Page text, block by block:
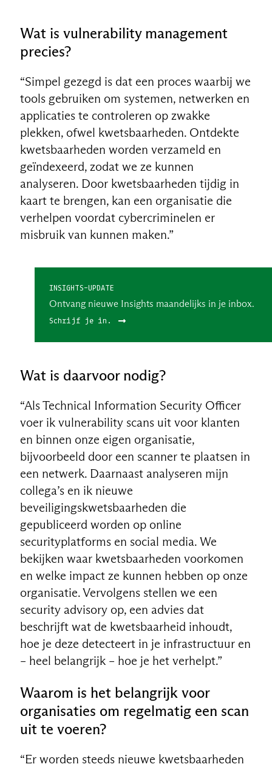
Wat is vulnerability management
precies?
“Simpel gezegd is dat een proces waarbij we
tools gebruiken om systemen, netwerken en
applicaties te controleren op zwakke
plekken, ofwel kwetsbaarheden. Ontdekte
kwetsbaarheden worden verzameld en
geïndexeerd, zodat we ze kunnen
analyseren. Door kwetsbaarheden tijdig in
kaart te brengen, kan een organisatie die
verhelpen voordat cybercriminelen er
misbruik van kunnen maken.”
INSIGHTS-UPDATE
Ontvang nieuwe Insights maandelijks in je inbox.
Schrijf je in.
Wat is daarvoor nodig?
“Als Technical Information Security Officer
voer ik vulnerability scans uit voor klanten
en binnen onze eigen organisatie,
bijvoorbeeld door een scanner te plaatsen in
een netwerk. Daarnaast analyseren mijn
collega’s en ik nieuwe
beveiligingskwetsbaarheden die
gepubliceerd worden op online
securityplatforms en social media. We
bekijken waar kwetsbaarheden voorkomen
en welke impact ze kunnen hebben op onze
organisatie. Vervolgens stellen we een
security advisory op, een advies dat
beschrijft wat de kwetsbaarheid inhoudt,
hoe je deze detecteert in je infrastructuur en
– heel belangrijk – hoe je het verhelpt.”
Waarom is het belangrijk voor
organisaties om regelmatig een scan
uit te voeren?
“Er worden steeds nieuwe kwetsbaarheden